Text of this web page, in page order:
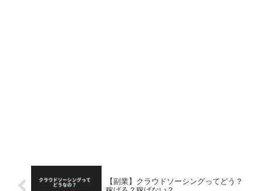
【副業】クラウドソーシングってどう？